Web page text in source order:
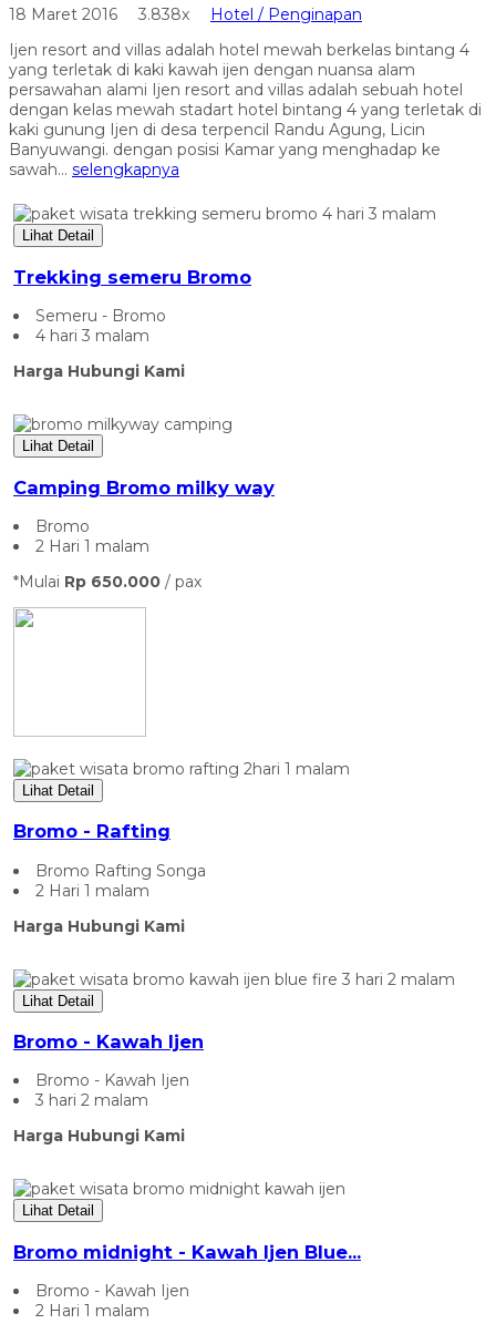
18 Maret 2016 3.838x
Hotel / Penginapan
Ijen resort and villas adalah hotel mewah berkelas bintang 4
yang terletak di kaki kawah ijen dengan nuansa alam
persawahan alami Ijen resort and villas adalah sebuah hotel
dengan kelas mewah stadart hotel bintang 4 yang terletak di
kaki gunung Ijen di desa terpencil Randu Agung, Licin
Banyuwangi. dengan posisi Kamar yang menghadap ke
sawah... selengkapnya
Lihat Detail
Trekking semeru Bromo
Semeru - Bromo
4 hari 3 malam
Harga Hubungi Kami
Lihat Detail
Camping Bromo milky way
Bromo
2 Hari 1 malam
*Mulai Rp 650.000 / pax
Lihat Detail
Bromo - Rafting
Bromo Rafting Songa
2 Hari 1 malam
Harga Hubungi Kami
Lihat Detail
Bromo - Kawah Ijen
Bromo - Kawah Ijen
3 hari 2 malam
Harga Hubungi Kami
Lihat Detail
Bromo midnight - Kawah Ijen Blue...
Bromo - Kawah Ijen
2 Hari 1 malam